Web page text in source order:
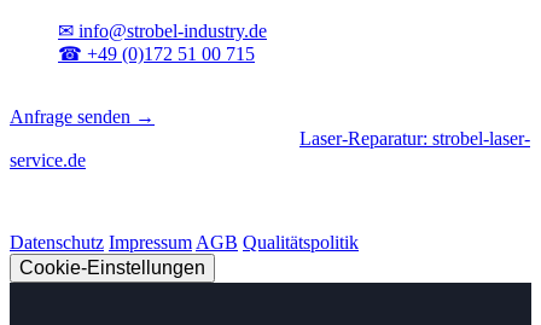
✉ info@strobel-industry.de
☎ +49 (0)172 51 00 715
Anfrage senden →
Laser-Reparatur: strobel-laser-
service.de
Datenschutz Impressum AGB Qualitätspolitik
Cookie-Einstellungen